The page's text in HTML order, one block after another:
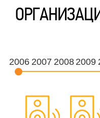
2006 2007 2008 2009